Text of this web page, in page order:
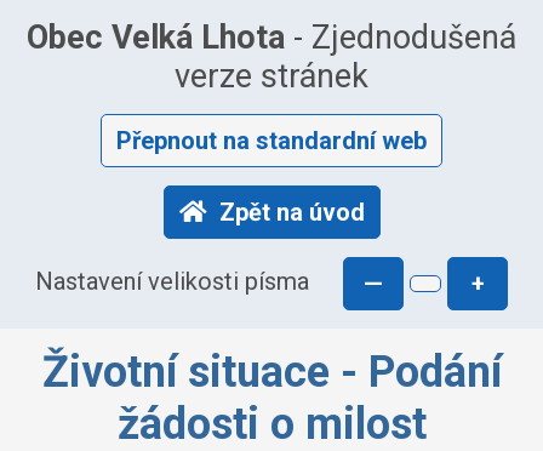
Obec Velká Lhota - Zjednodušená
verze stránek
Přepnout na standardní web
Zpět na úvod
Nastavení velikosti písma — +
Životní situace - Podání
žádosti o milost